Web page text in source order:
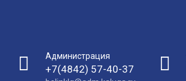
Администрация
+7(4842) 57-40-37